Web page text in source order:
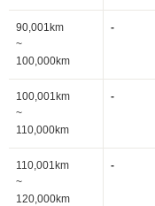
90,001km
~
100,000km
-
100,001km
~
110,000km
-
110,001km
~
120,000km
-